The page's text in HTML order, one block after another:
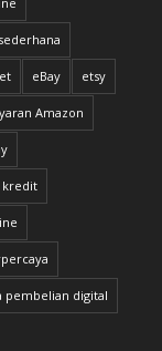
eBay etsy
Amazon
kredit
pembelian digital